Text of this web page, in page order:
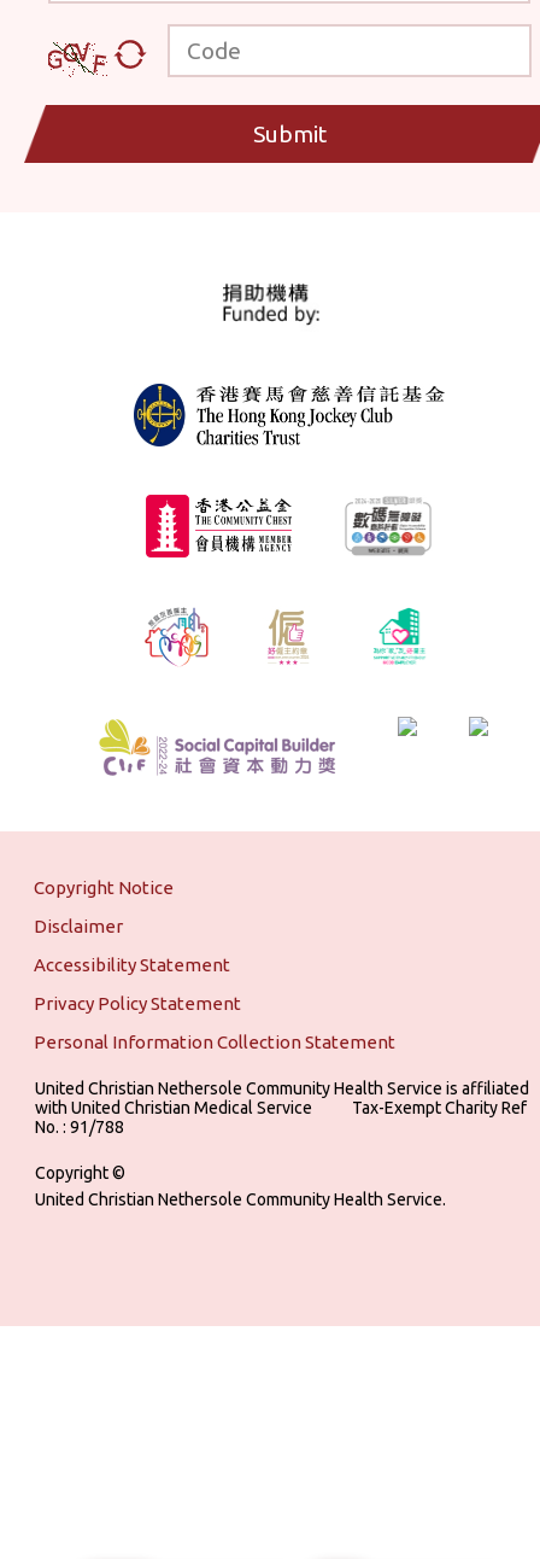
Code
Submit
Copyright Notice
Disclaimer
Accessibility Statement
Privacy Policy Statement
Personal Information Collection Statement
United Christian Nethersole Community Health Service is affiliated
with United Christian Medical Service ‎ ‎ ‎ ‎ ‎ ‎ ‎ ‎ ‎ Tax-Exempt Charity Ref
No. : 91/788
Copyright ©
United Christian Nethersole Community Health Service.